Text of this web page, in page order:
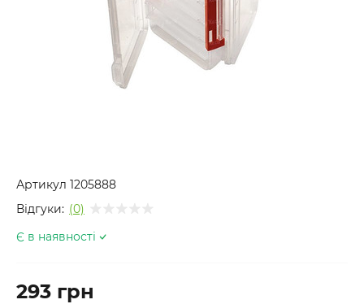
Артикул 1205888
Відгуки: (0)
Є в наявності
293 грн